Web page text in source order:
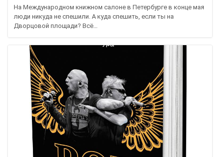
На Международном книжном салоне в Петербурге в конце мая
люди никуда не спешили. А куда спешить, если ты на
Дворцовой площади? Всё…